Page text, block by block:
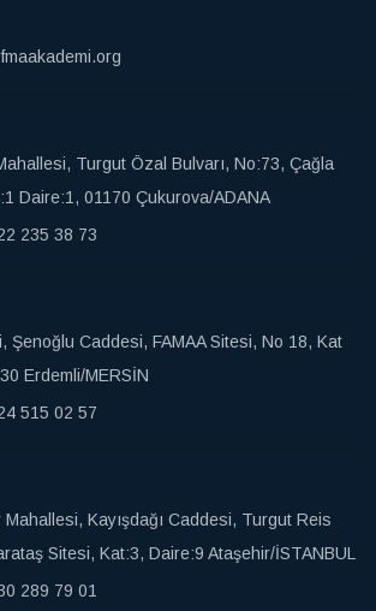
Turgut Özal Bulvarı, No:73, Çağla
Daire:1, 01170 Çukurova/ADANA
235 38 73
Şenoğlu Caddesi, FAMAA Sitesi, No 18, Kat
Erdemli/MERSİN
515 02 57
Kayışdağı Caddesi, Turgut Reis
Sitesi, Kat:3, Daire:9 Ataşehir/İSTANBUL
289 79 01